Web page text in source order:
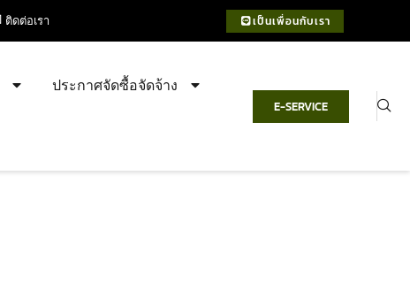
ติดต่อเรา เป็นเพื่อนกับเรา
ประกาศจัดซื้อจัดจ้าง
E-SERVICE